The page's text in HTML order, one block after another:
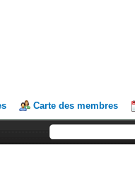
Carte des membres